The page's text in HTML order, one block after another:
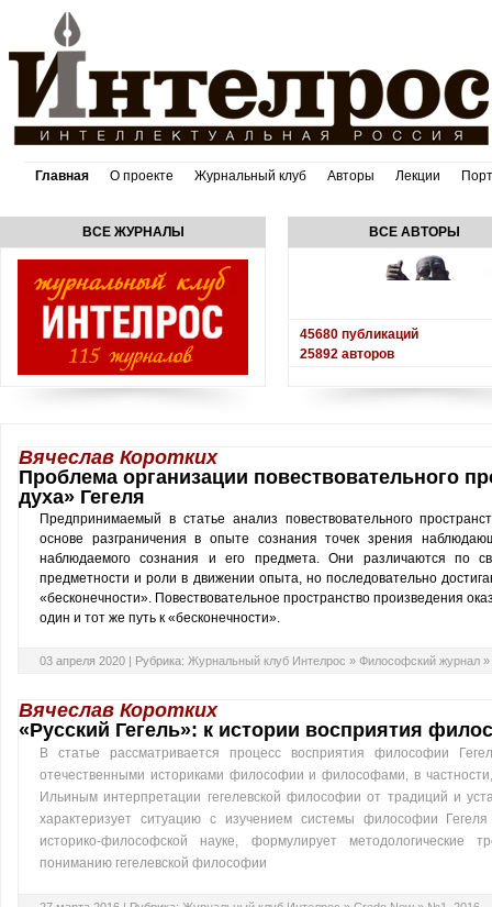
Главная О проекте Журнальный клуб Авторы Лекции
ВСЕ ЖУРНАЛЫ ВСЕ АВТОРЫ
45680 публикаций
25892 авторов
Вячеслав Коротких
Проблема организации повествовательного
духа» Гегеля
Предпринимаемый в статье анализ повествовательного
основе разграничения в опыте сознания точек зрения
наблюдаемого сознания и его предмета. Они различаются по
предметности и роли в движении опыта, но последовательно
«бесконечности». Повествовательное про­странство произведения
один и тот же путь к «бесконечности».
03 апреля 2020 | Рубрика: Журнальный клуб Интелрос » Философский журнал »
Вячеслав Коротких
«Русский Гегель»: к истории восприятия
В статье рассматривается процесс восприятия философии
отечественными историками философии и философами, в
Ильиным интерпретации гегелевской философии от традиций и
характеризует ситуацию с изучением системы философии
историко-философской науке, формулирует методологические
пониманию гегелевской философии